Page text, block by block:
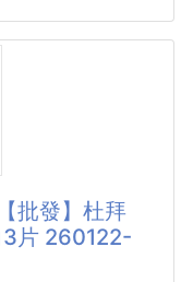
！🚗🏠🔧
批發】杜拜
3片 260122-